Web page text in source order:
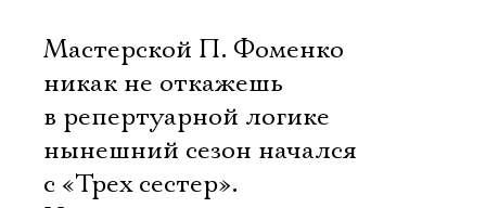
Мастерской П. Фоменко
никак не откажешь
в репертуарной логике 
нынешний сезон начался
с «Трех сестер».